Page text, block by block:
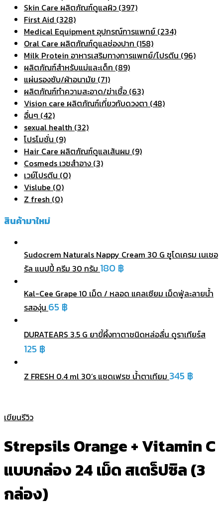
Skin Care ผลิตภัณฑ์ดูแลผิว (397)
First Aid (328)
Medical Equipment อุปกรณ์การแพทย์ (234)
Oral Care ผลิตภัณฑ์ดูแลช่องปาก (158)
Milk Protein อาหารเสริมทางการแพทย์/โปรตีน (96)
ผลิตภัณฑ์สำหรับแม่และเด็ก (89)
แผ่นรองซับ/ผ้าอนามัย (71)
ผลิตภัณฑ์ทําความสะอาด/ฆ่าเชื้อ (63)
Vision care ผลิตภัณฑ์เกี่ยวกับดวงตา (48)
อื่นๆ (42)
sexual health (32)
โปรโมชั่น (9)
Hair Care ผลิตภัณฑ์ดูแลเส้นผม (9)
Cosmeds เวชสําอาง (3)
เวย์โปรตีน (0)
Vislube (0)
Z fresh (0)
สินค้ามาใหม่
Sudocrem Naturals Nappy Cream 30 G ซูโดเครม เนเชอ
รัล แนปปี้ ครีม 30 กรัม 180 ฿
Kal-Cee Grape 10 เม็ด / หลอด แคลเซียม เม็ดฟู่ละลายน้ำ
รสองุ่น 65 ฿
DURATEARS 3.5 G ยาขี้ผึ้งทาตาชนิดหล่อลื่น ดูราเทียร์ส
125 ฿
Z FRESH 0.4 ml 30’s แซดเฟรช น้ำตาเทียม 345 ฿
เขียนรีวิว
Strepsils Orange + Vitamin C
แบบกล่อง 24 เม็ด สเตร็ปซิล (3
กล่อง)